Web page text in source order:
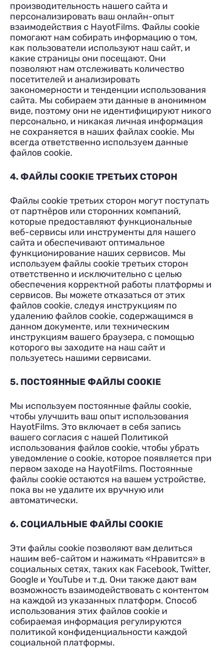
производительность нашего сайта и
персонализировать ваш онлайн-опыт
взаимодействия с HayotFilms. Файлы cookie
помогают нам собирать информацию о том,
как пользователи используют наш сайт, и
какие страницы они посещают. Они
позволяют нам отслеживать количество
посетителей и анализировать
закономерности и тенденции использования
сайта. Мы собираем эти данные в анонимном
виде, поэтому они не идентифицируют никого
персонально, и никакая личная информация
не сохраняется в наших файлах cookie. Мы
всегда ответственно используем данные
файлов cookie.
4. ФАЙЛЫ COOKIE ТРЕТЬИХ СТОРОН
Файлы cookie третьих сторон могут поступать
от партнёров или сторонних компаний,
которые предоставляют функциональные
веб-сервисы или инструменты для нашего
сайта и обеспечивают оптимальное
функционирование наших сервисов. Мы
используем файлы cookie третьих сторон
ответственно и исключительно с целью
обеспечения корректной работы платформы и
сервисов. Вы можете отказаться от этих
файлов cookie, следуя инструкциям по
удалению файлов cookie, содержащимся в
данном документе, или техническим
инструкциям вашего браузера, с помощью
которого вы заходите на наш сайт и
пользуетесь нашими сервисами.
5. ПОСТОЯННЫЕ ФАЙЛЫ COOKIE
Мы используем постоянные файлы cookie,
чтобы улучшить ваш опыт использования
HayotFilms. Это включает в себя запись
вашего согласия с нашей Политикой
использования файлов cookie, чтобы убрать
уведомление о cookie, которое появляется при
первом заходе на HayotFilms. Постоянные
файлы cookie остаются на вашем устройстве,
пока вы не удалите их вручную или
автоматически.
6. СОЦИАЛЬНЫЕ ФАЙЛЫ COOKIE
Эти файлы cookie позволяют вам делиться
нашим веб-сайтом и нажимать «Нравится» в
социальных сетях, таких как Facebook, Twitter,
Google и YouTube и т.д. Они также дают вам
возможность взаимодействовать с контентом
на каждой из указанных платформ. Способ
использования этих файлов cookie и
собираемая информация регулируются
политикой конфиденциальности каждой
социальной платформы.